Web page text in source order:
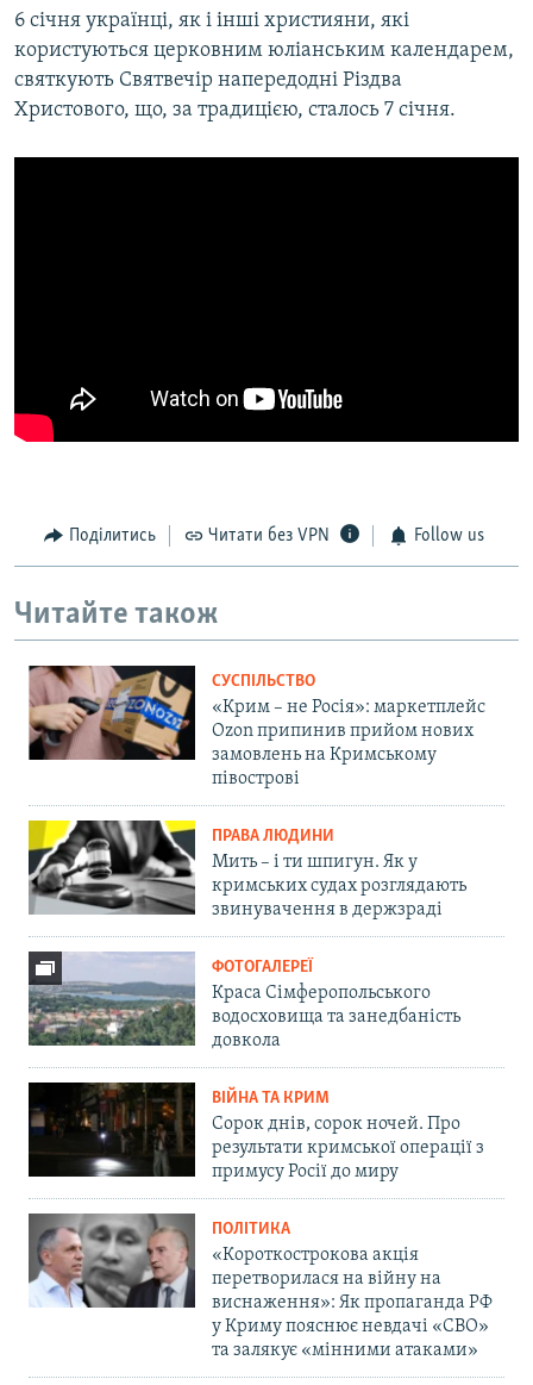
6 січня українці, як і інші християни, які
користуються церковним юліанським календарем,
святкують Святвечір напередодні Різдва
Христового, що, за традицією, сталось 7 січня.
Поділитись Читати без VPN Follow us
Читайте також
СУСПІЛЬСТВО
«Крим – не Росія»: маркетплейс
Ozon припинив прийом нових
замовлень на Кримському
півострові
ПРАВА ЛЮДИНИ
Мить – і ти шпигун. Як у
кримських судах розглядають
звинувачення в держзраді
ФОТОГАЛЕРЕЇ
Краса Сімферопольського
водосховища та занедбаність
довкола
ВІЙНА ТА КРИМ
Сорок днів, сорок ночей. Про
результати кримської операції з
примусу Росії до миру
ПОЛІТИКА
«Короткострокова акція
перетворилася на війну на
виснаження»: Як пропаганда РФ
у Криму пояснює невдачі «СВО»
та залякує «мінними атаками»